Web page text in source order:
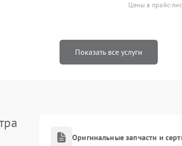
Цены в прайс-
Показать все услуги
Оригинальные запчасти и